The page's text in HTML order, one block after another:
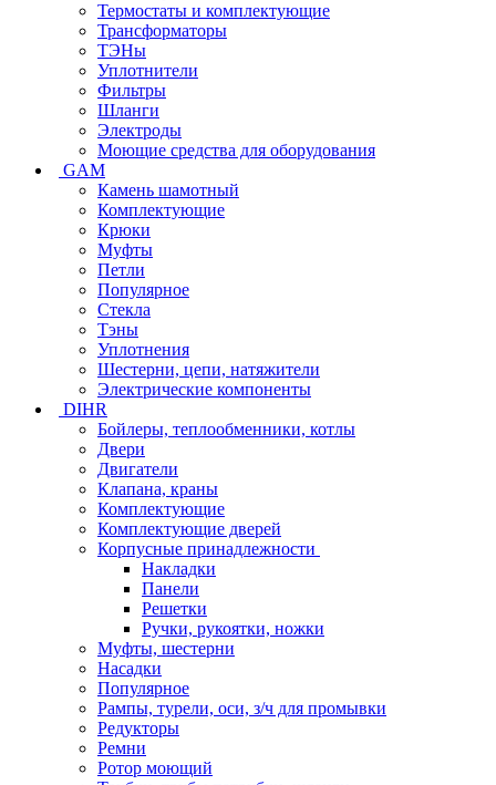
Термостаты и комплектующие
Трансформаторы
ТЭНы
Уплотнители
Фильтры
Шланги
Электроды
Моющие средства для оборудования
GAM
Камень шамотный
Комплектующие
Крюки
Муфты
Петли
Популярное
Стекла
Тэны
Уплотнения
Шестерни, цепи, натяжители
Электрические компоненты
DIHR
Бойлеры, теплообменники, котлы
Двери
Двигатели
Клапана, краны
Комплектующие
Комплектующие дверей
Корпусные принадлежности
Накладки
Панели
Решетки
Ручки, рукоятки, ножки
Муфты, шестерни
Насадки
Популярное
Рампы, турели, оси, з/ч для промывки
Редукторы
Ремни
Ротор моющий